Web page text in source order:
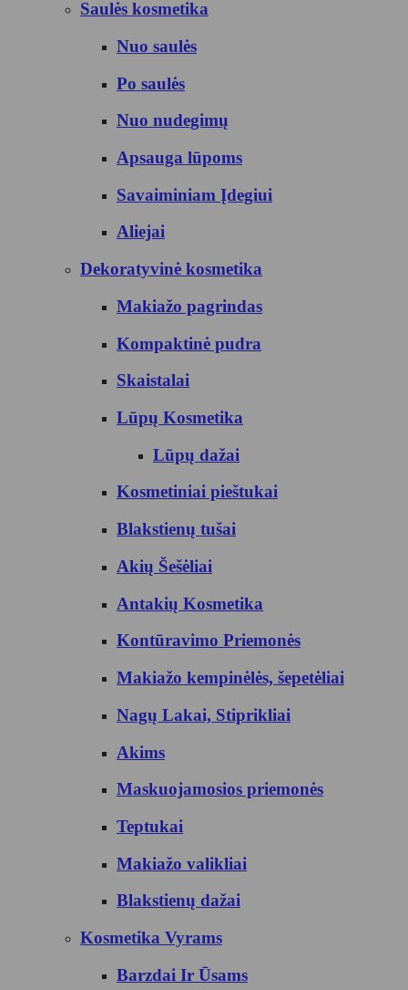
Saulės kosmetika
Nuo saulės
Po saulės
Nuo nudegimų
Apsauga lūpoms
Savaiminiam Įdegiui
Aliejai
Dekoratyvinė kosmetika
Makiažo pagrindas
Kompaktinė pudra
Skaistalai
Lūpų Kosmetika
Lūpų dažai
Kosmetiniai pieštukai
Blakstienų tušai
Akių Šešėliai
Antakių Kosmetika
Kontūravimo Priemonės
Makiažo kempinėlės, šepetėliai
Nagų Lakai, Stiprikliai
Akims
Maskuojamosios priemonės
Teptukai
Makiažo valikliai
Blakstienų dažai
Kosmetika Vyrams
Barzdai Ir Ūsams